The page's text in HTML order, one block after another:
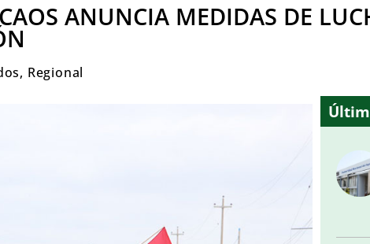
ANUNCIA MEDIDAS DE
, Regional